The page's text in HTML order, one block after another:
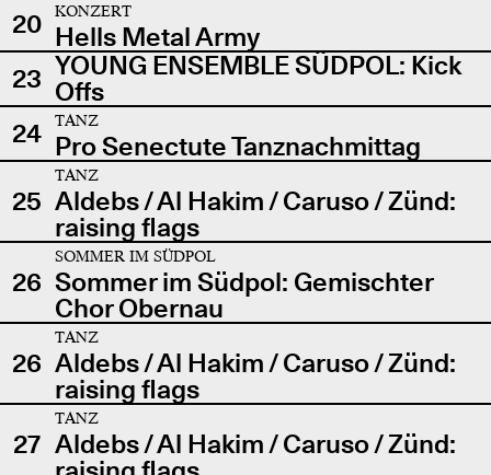
20
KONZERT
Hells Metal Army
23 YOUNG ENSEMBLE SÜDPOL: Kick
Offs
24
TANZ
Pro Senectute Tanznachmittag
25
TANZ
Aldebs / Al Hakim / Caruso / Zünd:
raising flags
26
SOMMER IM SÜDPOL
Sommer im Südpol: Gemischter
Chor Obernau
26
TANZ
Aldebs / Al Hakim / Caruso / Zünd:
raising flags
27
TANZ
Aldebs / Al Hakim / Caruso / Zünd: